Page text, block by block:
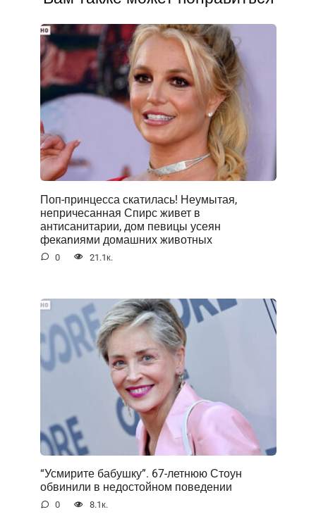
Поп-принцесса скатилась! Неумытая,
непричесанная Спирс живет в
антисанитарии, дом певицы усеян
фекаnиями домашних животных
0 21.1к.
“Усмирите бабушку”. 67-летнюю Стоун
обвинили в недостойном поведении
0 8.1к.